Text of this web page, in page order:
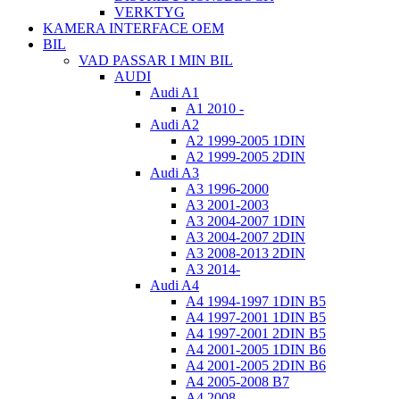
VERKTYG
KAMERA INTERFACE OEM
BIL
VAD PASSAR I MIN BIL
AUDI
Audi A1
A1 2010 -
Audi A2
A2 1999-2005 1DIN
A2 1999-2005 2DIN
Audi A3
A3 1996-2000
A3 2001-2003
A3 2004-2007 1DIN
A3 2004-2007 2DIN
A3 2008-2013 2DIN
A3 2014-
Audi A4
A4 1994-1997 1DIN B5
A4 1997-2001 1DIN B5
A4 1997-2001 2DIN B5
A4 2001-2005 1DIN B6
A4 2001-2005 2DIN B6
A4 2005-2008 B7